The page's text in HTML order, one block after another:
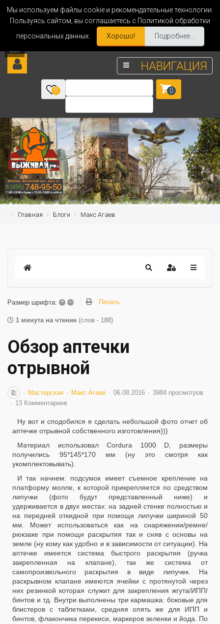
Мы используем файлы cookie и рекомендательные технологии.
Пользуясь сайтом, вы соглашаетесь с Политикой обработки
персональных данных.
Хорошо! Подробнее...
НАВИГАЦИЯ
0 0
Главная Блоги Макс Агаев
Размер шрифта: + – Печать
1 минута на чтение (слов - 188)
Обзор аптечки
отрывной
Мастерская Макс Агаев 06.08.2016
3984 просмотров
13 Комментариев
Ну вот и сподобился я сделать небольшой фото отчет об
аптечке отрывной собственного изготовления)))
Материал использовал Cordura 1000 D, размеры
получились 95*145*170 мм (ну это смотря как
укомплектовывать).
И так начнем: подсумок имеет съемное крепление на
платформу молле, к которой прикрепляется по средством
липучки (фото будут представленный ниже) и
удерживается в двух местах: на задней стенке полностью и
на передней откидной при помощи липучки шириной 50
мм. Может использоваться как на снаряжении/ремне/
рюкзаке при помощи раскрытия так и сняв с основы на
земле (ну кому как удобно и в зависимости от ситуации). На
аптечке имеется система быстрого раскрытия (ручка
закрепленная на клапане), так же система от
самопроизвольного раскрытия в виде липучек. На
раскрывном клапане имеются ячейки с протянутой через
них резинкой которая служит для закрепления жгута/ИПП/
бинтов и тд. Внутри выполнены три кармашка: боковые для
блистеров с таблетками, средняя опять же для ИПП и
бинтов, флакончика перекиси, маркеров зеленки и йода. По